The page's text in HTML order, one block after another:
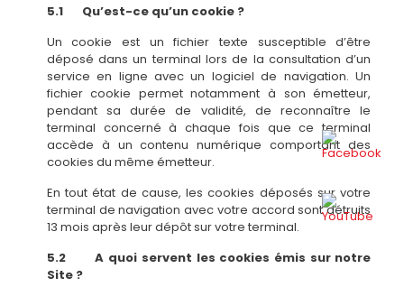
5.1 Qu’est-ce qu’un cookie ?
Un cookie est un fichier texte susceptible d’être
déposé dans un terminal lors de la consultation d’un
service en ligne avec un logiciel de navigation. Un
fichier cookie permet notamment à son émetteur,
pendant sa durée de validité, de reconnaître le
terminal concerné à chaque fois que ce terminal
accède à un contenu numérique comportant des
cookies du même émetteur.
En tout état de cause, les cookies déposés sur votre
terminal de navigation avec votre accord sont détruits
13 mois après leur dépôt sur votre terminal.
5.2 A quoi servent les cookies émis sur notre
Site ?